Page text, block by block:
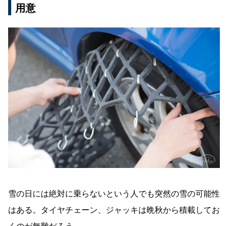
用意
雪の日には絶対に乗らないという人でも突然の雪の可能性
はある。タイヤチェーン、ジャッキは晩秋から積載してお